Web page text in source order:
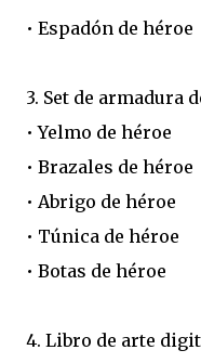
• Espadón de héroe
3. Set de armadura
• Yelmo de héroe
• Brazales de héroe
• Abrigo de héroe
• Túnica de héroe
• Botas de héroe
4. Libro de arte